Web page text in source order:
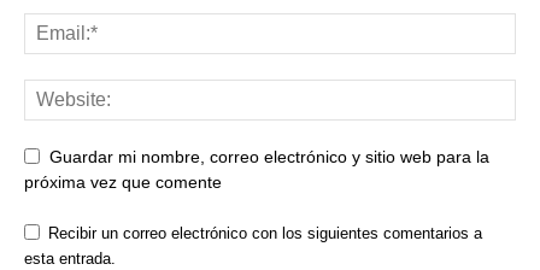
Guardar mi nombre, correo electrónico y sitio web para la
próxima vez que comente
Recibir un correo electrónico con los siguientes comentarios a
esta entrada.